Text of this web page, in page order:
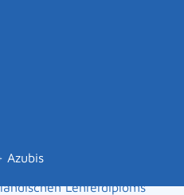
Azubis
der Hochschule
melden
Stiftung
beantragen
oder
Stelle) nach
Lehrerdiploms